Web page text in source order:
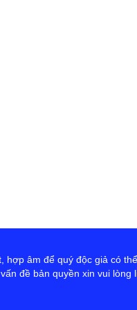
âm để quý độc giả có
đề bản quyền xin vui lòng